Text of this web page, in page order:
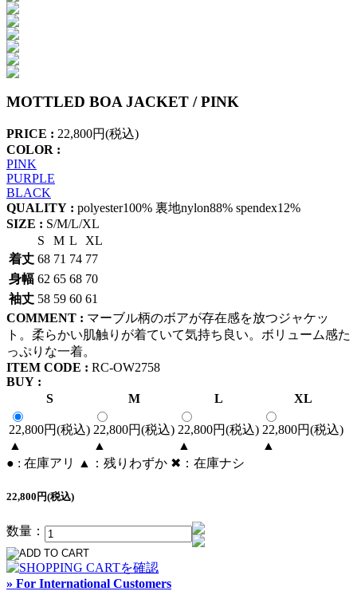
MOTTLED BOA JACKET / PINK
PRICE : 22,800円(税込)
COLOR :
PINK
PURPLE
BLACK
QUALITY : polyester100% 裏地nylon88% spendex12%
SIZE : S/M/L/XL
S
M L
XL
着丈 68 71 74 77
身幅 62 65 68 70
袖丈 58 59 60 61
COMMENT : マーブル柄のボアが存在感を放つジャケッ
ト。柔らかい肌触りが着ていて気持ち良い。ボリューム感た
っぷりな一着。
ITEM CODE : RC-OW2758
BUY :
S
M L XL
22,800円(税込)
▲
22,800円(税込)
▲
22,800円(税込)
▲
22,800円(税込)
▲
● : 在庫アリ ▲：残りわずか ✖︎：在庫ナシ
22,800円(税込)
数量：
» For International Customers